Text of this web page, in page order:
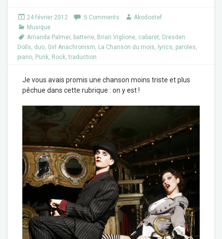
24 février 2012 5 Comments
Akodostef
Musique
Amanda Palmer, batterie, Brian Viglione, cabaret, Dresden
Dolls, duo, Girl Anachronism, La Chanson du mois, lyrics, paroles,
piano, Punk, Rock,traduction
Je vous avais promis une chanson moins triste et plus
pêchue dans cette rubrique : on y est !